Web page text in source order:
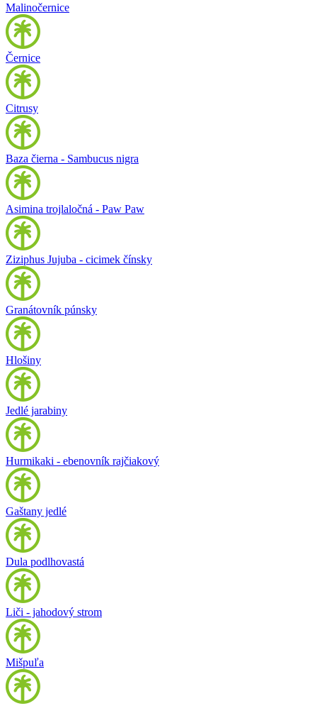
Malinočernice
Černice
Citrusy
Baza čierna - Sambucus nigra
Asimina trojlaločná - Paw Paw
Ziziphus Jujuba - cicimek čínsky
Granátovník púnsky
Hlošiny
Jedlé jarabiny
Hurmikaki - ebenovník rajčiakový
Gaštany jedlé
Dula podlhovastá
Liči - jahodový strom
Mišpuľa